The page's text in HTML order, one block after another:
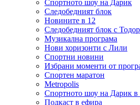
Спортното шоу на Дарик
Следобедният блок
Новините в 12
Следобедният блок с
Музикална програма
Нови хоризонти с Лили
Спортни новини
Избрани моменти от
Спортен маратон
Metropolis
Спортното шоу на Дарик в
Подкаст в ефира